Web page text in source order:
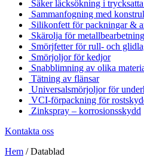
Säker läcksökning i
Sammanfogning med
Silikonfett för packningar &
Skärolja för metallbearbetning
Smörjfetter för rull- och
Smörjoljor för kedjor
Snabblimning av olika
Tätning av flänsar
Universalsmörjoljor för
VCI-förpackning för
Zinkspray – korrosionsskydd
Kontakta oss
Hem /Datablad